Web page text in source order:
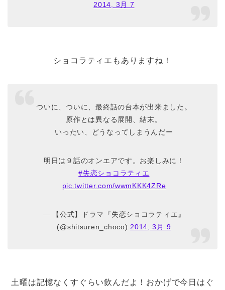
2014, 3月 7
ショコラティエもありますね！
ついに、ついに、最終話の台本が出来ました。
原作とは異なる展開、結末。
いったい、どうなってしまうんだー
明日は９話のオンエアです。お楽しみに！
#失恋ショコラティエ
pic.twitter.com/wwmKKK4ZRe
— 【公式】ドラマ『失恋ショコラティエ』
(@shitsuren_choco) 2014, 3月 9
土曜は記憶なくすぐらい飲んだよ！おかげで今日はぐ